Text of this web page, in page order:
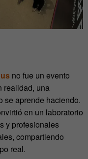
no fue un evento
realidad, una
se aprende haciendo.
en un laboratorio
y profesionales
compartiendo
real.